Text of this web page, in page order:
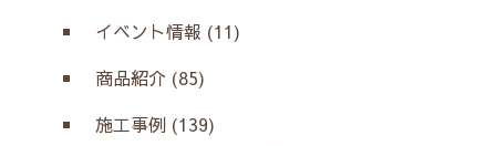
イベント情報 (11)
商品紹介 (85)
施工事例 (139)